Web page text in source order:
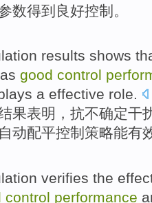
数得到 良好控制 。
results shows
good control
a effective role.
果表明 ，抗不确定干
自动配平控制 策略能有
verifies the
control performance